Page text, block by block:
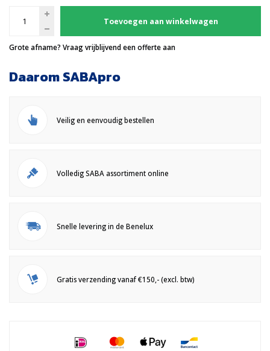
Toevoegen aan winkelwagen
Grote afname? Vraag vrijblijvend een offerte aan
Daarom SABApro
Veilig en eenvoudig bestellen
Volledig SABA assortiment online
Snelle levering in de Benelux
Gratis verzending vanaf €150,- (excl. btw)